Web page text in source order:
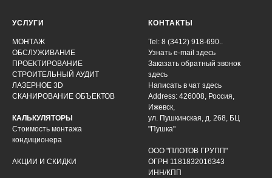
УСЛУГИ
МОНТАЖ
ОБСЛУЖИВАНИЕ
ПРОЕКТИРОВАНИЕ
СТРОИТЕЛЬНЫЙ АУДИТ
ЛАЗЕРНОЕ 3D
СКАНИРОВАНИЕ ОБЪЕКТОВ
КАЛЬКУЛЯТОРЫ
Стоимость монтажа
кондиционера
АКЦИИ И СКИДКИ
КОНТАКТЫ
Tel: 8 (3412) 918-690..
Узнать e-mail здесь
Заказать обратный звонок
здесь
Написать в чат здесь
Address: 426008, Россия,
Ижевск,
ул. Пушкинская, д. 268, БЦ
"Пушка"
ООО "ПЛОТОВ ГРУПП"
ОГРН 1181832016343
ИНН/КПП